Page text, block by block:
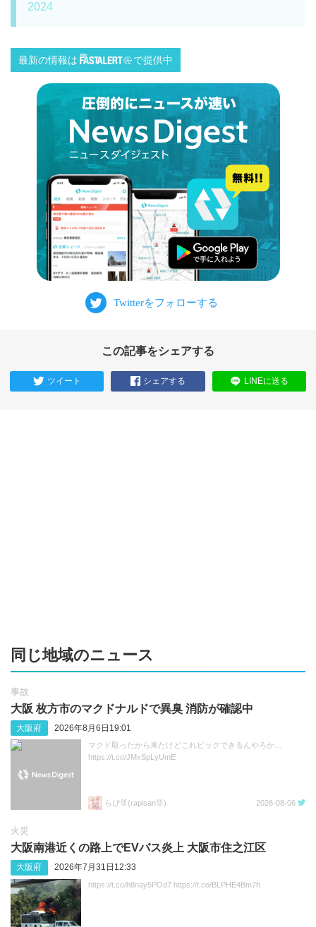
2024
最新の情報は で提供中
この記事をシェアする
ツイート シェアする LINEに送る
同じ地域のニュース
事故
大阪 枚方市のマクドナルドで異臭 消防が確認中
大阪府 2026年8月6日19:01
マクド取ったから来たけどこれピックできるんやろか…
https://t.co/JMxSpLyUmE
らぴ🐰(rapisan🐰) 2026-08-06
火災
大阪南港近くの路上でEVバス炎上 大阪市住之江区
大阪府 2026年7月31日12:33
https://t.co/h8nay5POd7 https://t.co/BLPHE4Bm7h